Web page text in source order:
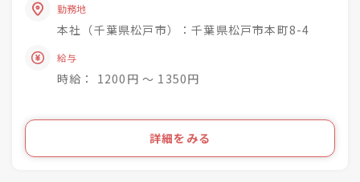
を大切にしてきました。
これからも様々なお客様との出会いを通して着物文化の
勤務開始日などはお気軽にご相談ください。
勤務地
本社（千葉県松戸市）：千葉県松戸市本町8-4
給与
時給： 1200円 〜 1350円
詳細をみる